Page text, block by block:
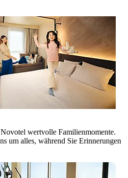
wertvolle Familienmomente.
um alles, während Sie Erinnerungen